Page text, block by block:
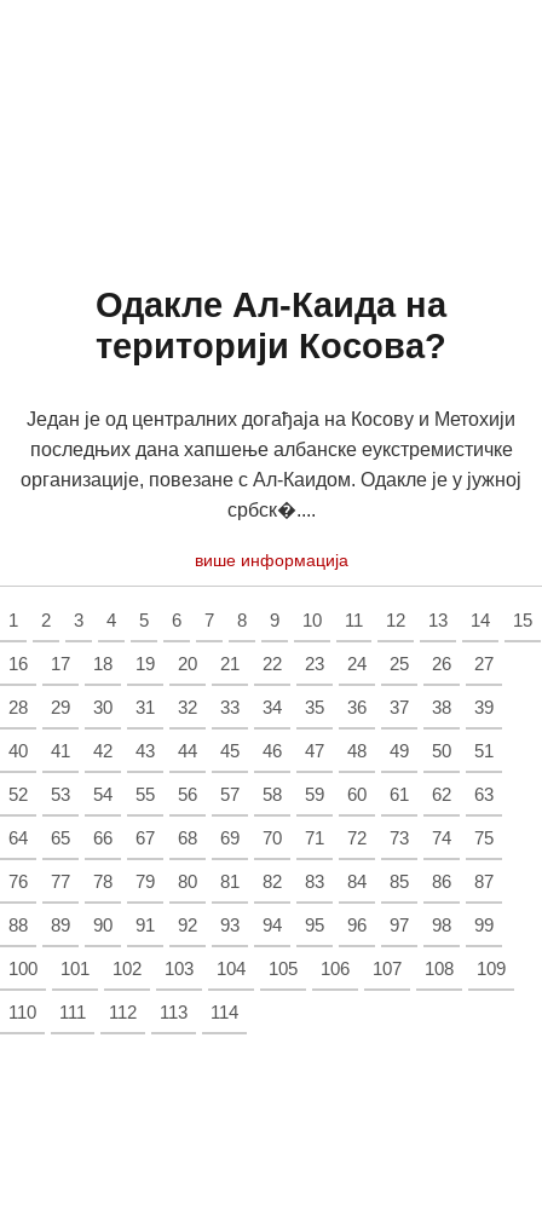
Одакле Ал-Каида на
територији Косова?
Један је од централних догађаја на Косову и Метохији
последњих дана хапшење албанске еукстремистичке
организације, повезане с Ал-Каидом. Одакле је у јужној
србск�....
више информација
1 2 3 4 5 6 7 8 9 10 11 12 13 14 15
16 17 18 19 20 21 22 23 24 25 26 27
28 29 30 31 32 33 34 35 36 37 38 39
40 41 42 43 44 45 46 47 48 49 50 51
52 53 54 55 56 57 58 59 60 61 62 63
64 65 66 67 68 69 70 71 72 73 74 75
76 77 78 79 80 81 82 83 84 85 86 87
88 89 90 91 92 93 94 95 96 97 98 99
100 101 102 103 104 105 106 107 108 109
110 111 112 113 114